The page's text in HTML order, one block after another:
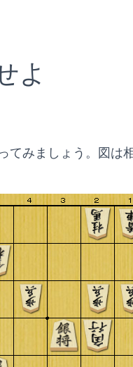
よ
てみましょう。図は